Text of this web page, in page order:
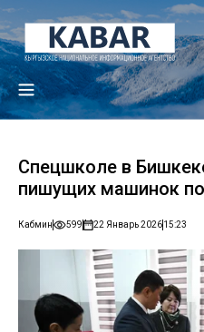
Спецшколе в
пишущих машинок
Кабмин 599 22 Январь 202615:23